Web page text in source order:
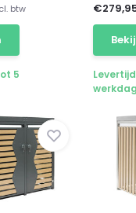
btw
5
€